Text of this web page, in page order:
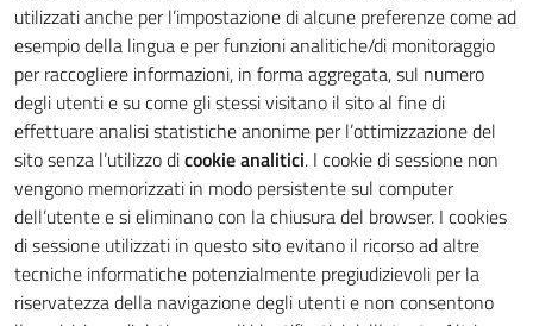
utilizzati anche per l’impostazione di alcune preferenze come ad
esempio della lingua e per funzioni analitiche/di monitoraggio
per raccogliere informazioni, in forma aggregata, sul numero
degli utenti e su come gli stessi visitano il sito al fine di
effettuare analisi statistiche anonime per l’ottimizzazione del
sito senza l’utilizzo dicookie analitici. I cookie di sessione non
vengono memorizzati in modo persistente sul computer
dell’utente e si eliminano con la chiusura del browser. I cookies
di sessione utilizzati in questo sito evitano il ricorso ad altre
tecniche informatiche potenzialmente pregiudizievoli per la
riservatezza della navigazione degli utenti e non consentono